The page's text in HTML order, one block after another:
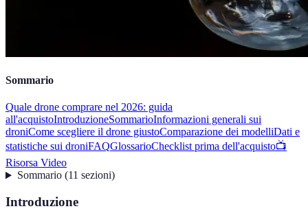
Sommario
Quale drone comprare nel 2026: guida
all'acquistoIntroduzioneSommarioInformazioni generali sui
droniCome scegliere il drone giustoComparazione dei modelliDati e
statistiche sui droniFAQGlossarioChecklist prima dell'acquisto📺
Risorsa Video
Sommario(11 sezioni)
Introduzione